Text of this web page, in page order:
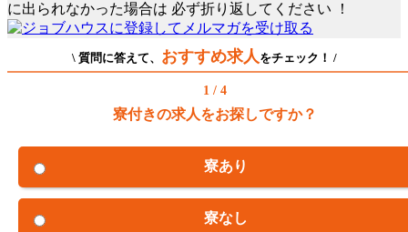
に出られなかった場合は 必ず折り返してください ！
\ 質問に答えて、 おすすめ求人をチェック！ /
1 / 4
寮付きの求人をお探しですか？
寮あり
寮なし